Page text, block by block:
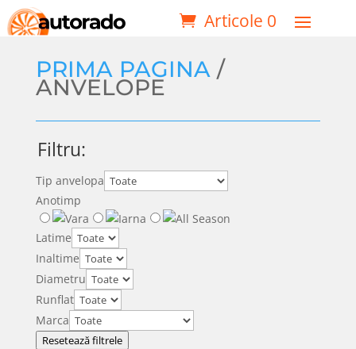
Articole 0
PRIMA PAGINA/
ANVELOPE
Filtru:
Tip anvelopa
Anotimp
Latime
Inaltime
Diametru
Runflat
Marca
Resetează filtrele